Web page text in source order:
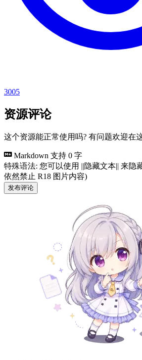
3005
资源评论
这个资源能正常使用吗? 有问题欢迎在
Markdown 支持 0 字
特殊语法: 您可以使用 ||隐藏文本|| 来隐
依然禁止 R18 图片内容)
发布评论